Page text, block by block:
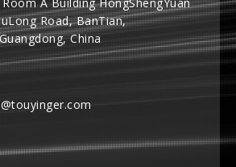
Road, BanTian,
China